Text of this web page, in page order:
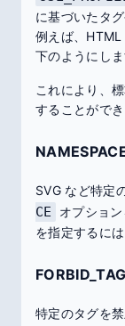
に基づいたタ
例えば、
下のようにしま
これにより、
することができ
SVG など特定
CE
オプショ
を指定するに
特定のタグを